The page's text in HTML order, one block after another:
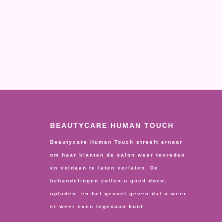
BEAUTYCARE HUMAN TOUCH
Beautycare Human Touch streeft ernaar
om haar klanten de salon weer tevreden
en voldaan te laten verlaten. De
behandelingen zullen u goed doen,
opladen, en het gevoel geven dat u weer
er weer even tegenaan kunt.